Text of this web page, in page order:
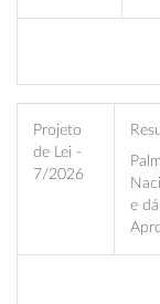
Projeto
de Lei -
7/2026
e